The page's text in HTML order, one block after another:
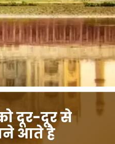
दूर-दूर से
लोग देखने आते है